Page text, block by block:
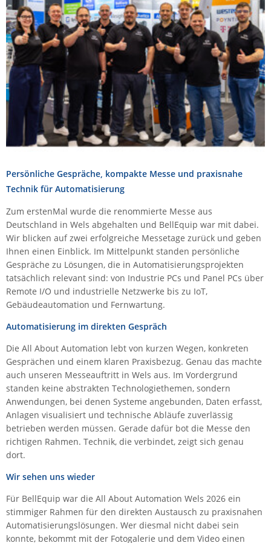
Energiemessung
Energieverteilung
IP, WLAN & GSM Sensorik
Datenlogger
IoT - Internet of Things
Remote I/O
IPC, Industrielle Netzwerktechnik & WLAN
Industrielle Netzwerktechnik / Kommunikation
Industrielle Computer
Wi-Fi - WLAN - Wireless
IT Netzwerktechnik / Kommunikation
Sonstige
Serverräume
RMA / Rücksendung / Support
Comet System
CompleTech
Contemporary Controls
Digi
Elsys
Enginko - mcf88
Fokus Technologies
Gefen
Gude
Guntermann & Drunck
High Sec Labs
HW group
Icron
IEC Lock
Ihse
Kerlink
Kramer Electronics
KVM TEC
Legrand
LigoWave
Milesight
Moxa
Netio
Panorama Antennas
PatchSee
Power Kingdom
Poynting
Persönliche Gespräche, kompakte Messe und praxisnahe
Technik für Automatisierung
Zum erstenMal wurde die renommierte Messe aus
Deutschland in Wels abgehalten und BellEquip war mit dabei.
Wir blicken auf zwei erfolgreiche Messetage zurück und geben
Ihnen einen Einblick. Im Mittelpunkt standen persönliche
Gespräche zu Lösungen, die in Automatisierungsprojekten
tatsächlich relevant sind: von Industrie PCs und Panel PCs über
Remote I/O und industrielle Netzwerke bis zu IoT,
Gebäudeautomation und Fernwartung.
Automatisierung im direkten Gespräch
Die All About Automation lebt von kurzen Wegen, konkreten
Gesprächen und einem klaren Praxisbezug. Genau das machte
auch unseren Messeauftritt in Wels aus. Im Vordergrund
standen keine abstrakten Technologiethemen, sondern
Anwendungen, bei denen Systeme angebunden, Daten erfasst,
Anlagen visualisiert und technische Abläufe zuverlässig
betrieben werden müssen. Gerade dafür bot die Messe den
richtigen Rahmen. Technik, die verbindet, zeigt sich genau
dort.
Wir sehen uns wieder
Für BellEquip war die All About Automation Wels 2026 ein
stimmiger Rahmen für den direkten Austausch zu praxisnahen
Automatisierungslösungen. Wer diesmal nicht dabei sein
konnte, bekommt mit der Fotogalerie und dem Video einen